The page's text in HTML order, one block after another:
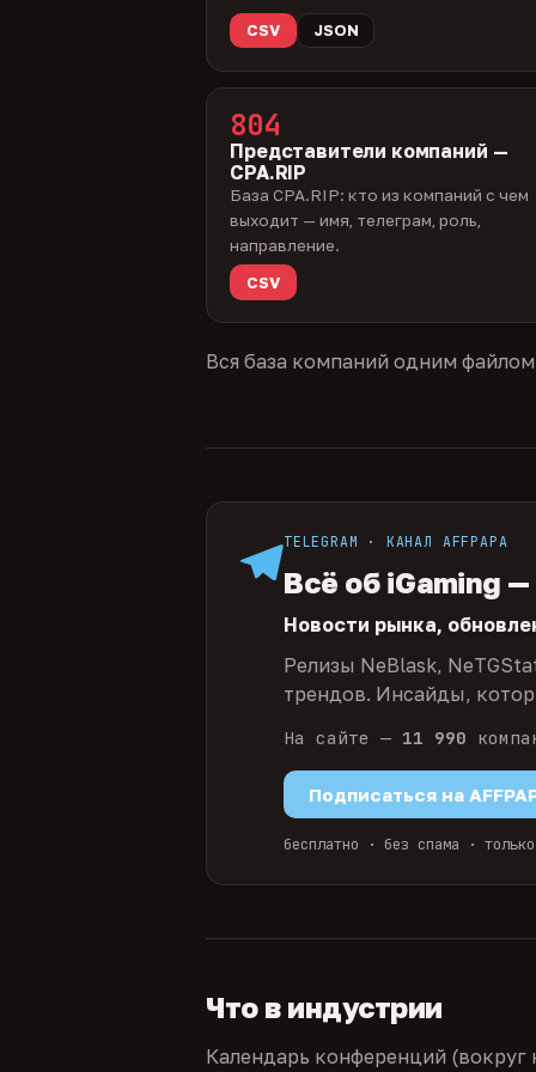
CSV JSON
804
Представители компаний —
CPA.RIP
База CPA.RIP: кто из компаний с чем
выходит — имя, телеграм, роль,
направление.
CSV
Вся база компаний одним
TELEGRAM · КАНАЛ AFFPAPA
Всё об iGaming
Новости рынка,
Релизы NeBlask,
трендов. Инсайды,
На сайте — 11 990
Подписаться на
бесплатно · без спама ·
Что в индустрии
Календарь конференций